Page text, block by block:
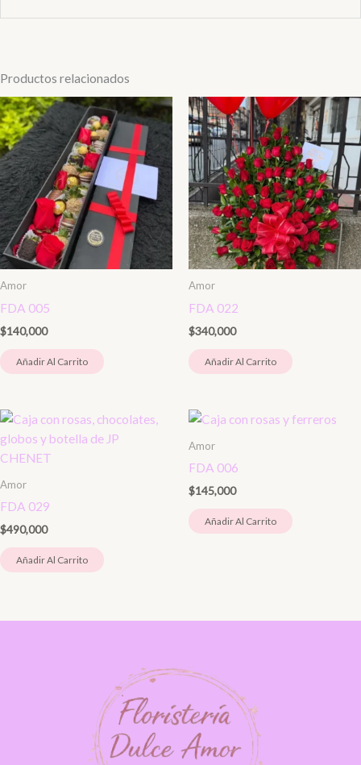
Productos relacionados
Amor
FDA 005
$140,000
Añadir Al Carrito
Amor
FDA 022
$340,000
Añadir Al Carrito
Amor
FDA 029
$490,000
Añadir Al Carrito
Amor
FDA 006
$145,000
Añadir Al Carrito